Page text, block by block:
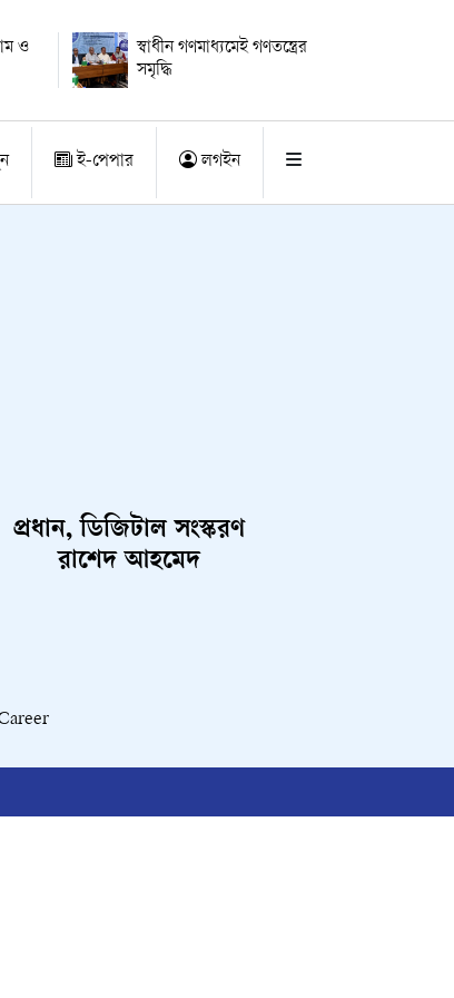
ও
স্বাধীন গণমাধ্যমেই গণতন্ত্রের
সমৃদ্ধি
ই-পেপার লগইন
প্রধান, ডিজিটাল সংস্করণ
রাশেদ আহমেদ